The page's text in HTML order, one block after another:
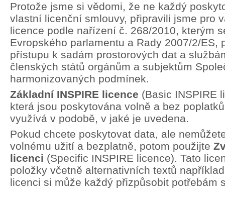
Protože jsme si vědomi, že ne každý
vlastní licenční smlouvy, připravili jsme pro
licence podle nařízení č. 268/2010, kterým
Evropského parlamentu a Rady 2007/2/ES,
přístupu k sadám prostorových dat a
členských států orgánům a subjektům
harmonizovaných podmínek.
Základní INSPIRE licence (Basic INSPIRE
která jsou poskytována volně a bez
využívá v podobě, v jaké je uvedena.
Pokud chcete poskytovat data, ale
volnému užití a bezplatně, potom použijte
licenci (Specific INSPIRE licence). Tato
položky včetně alternativních textů
licenci si může každý přizpůsobit potřebám